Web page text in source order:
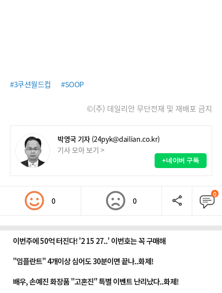
#3쿠션월드컵 #SOOP
©(주) 데일리안 무단전재 및 재배포 금지
박영국 기자 (24pyk@dailian.co.kr)
기사 모아 보기 >
+네이버 구독
0 0
0